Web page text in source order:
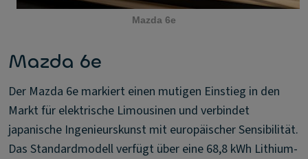
Mazda 6e
Mazda 6e
Der Mazda 6e markiert einen mutigen Einstieg in den
Markt für elektrische Limousinen und verbindet
japanische Ingenieurskunst mit europäischer Sensibilität.
Das Standardmodell verfügt über eine 68,8 kWh Lithium-